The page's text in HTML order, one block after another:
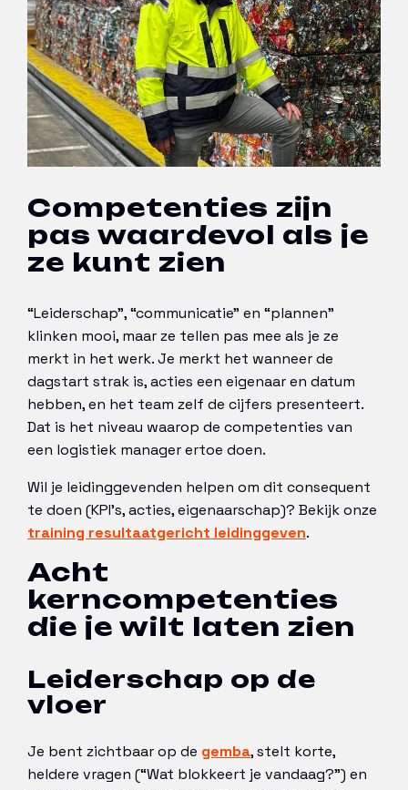
Competenties zijn
pas waardevol als je
ze kunt zien
“Leiderschap”, “communicatie” en “plannen”
klinken mooi, maar ze tellen pas mee als je ze
merkt in het werk. Je merkt het wanneer de
dagstart strak is, acties een eigenaar en datum
hebben, en het team zelf de cijfers presenteert.
Dat is het niveau waarop de competenties van
een logistiek manager ertoe doen.
Wil je leidinggevenden helpen om dit consequent
te doen (KPI’s, acties, eigenaarschap)? Bekijk onze
training resultaatgericht leidinggeven.
Acht
kerncompetenties
die je wilt laten zien
Leiderschap op de
vloer
Je bent zichtbaar op de gemba, stelt korte,
heldere vragen (“Wat blokkeert je vandaag?”) en